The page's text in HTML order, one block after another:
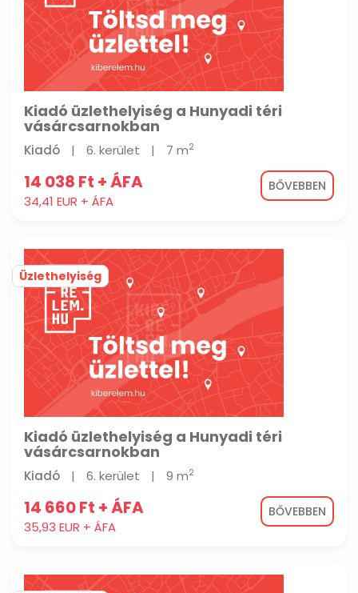
Kiadó üzlethelyiség a Hunyadi téri
vásárcsarnokban
Kiadó | 6. kerület | 7 m2
14 038 Ft + ÁFA
34,41 EUR + ÁFA
BŐVEBBEN
Üzlethelyiség
Kiadó üzlethelyiség a Hunyadi téri
vásárcsarnokban
Kiadó | 6. kerület | 9 m2
14 660 Ft + ÁFA
35,93 EUR + ÁFA
BŐVEBBEN